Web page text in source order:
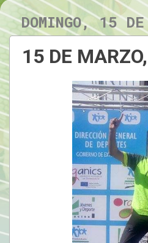
DOMINGO, 15
15 DE